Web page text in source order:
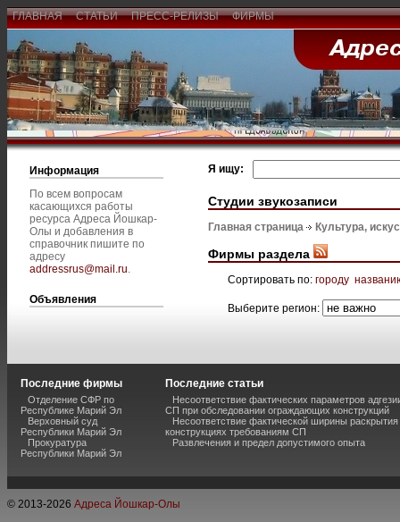
ГЛАВНАЯ СТАТЬИ ПРЕСС-РЕЛИЗЫ ФИРМЫ
Информация
По всем вопросам
касающихся работы
ресурса Адреса Йошкар-
Олы и добавления в
справочник пишите по
адресу
addressrus@mail.ru.
Объявления
Я ищу:
Студии звукозаписи
Главная страница Культура,
Фирмы раздела
Сортировать по: городу
Выберите регион:
Последние фирмы
Отделение СФР по
Республике Марий Эл
Верховный суд
Республики Марий Эл
Прокуратура
Республики Марий Эл
Последние статьи
Несоответствие фактических параметров
СП при обследовании ограждающих конструкций
Несоответствие фактической ширины
конструкциях требованиям СП
Развлечения и предел допустимого опыта
© 2013-2026 Адреса Йошкар-Олы